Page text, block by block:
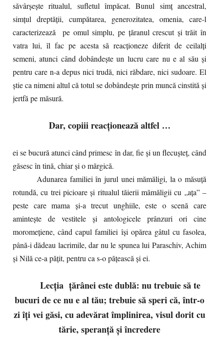
săvârşeşte ritualul, sufletul împăcat. Bunul simţ ancestral,
simţul dreptăţii, cumpătarea, generozitatea, omenia, care-l
caracterizează pe omul simplu, pe ţăranul crescut şi trăit în
vatra lui, îl fac pe acesta să reacţioneze diferit de ceilalţi
semeni, atunci când dobândeşte un lucru care nu e al său şi
pentru care n-a depus nici trudă, nici răbdare, nici sudoare. El
ştie ca nimeni altul că totul se dobândeşte prin muncă cinstită şi
jertfă pe măsură.
Dar, copiii reacţionează altfel …
ei se bucură atunci când primesc în dar, fie şi un flecuşteţ, când
găsesc în tină, chiar şi o mărgică.
Adunarea familiei în jurul unei mămăligi, la o măsuţă
rotundă, cu trei picioare şi ritualul tăierii mămăligii cu „aţa” –
peste care mama şi-a trecut unghiile, este o scenă care
aminteşte de vestitele şi antologicele prânzuri ori cine
moromeţiene, când capul familiei îşi opărea gâtul cu fasolea,
până-i dădeau lacrimile, dar nu le spunea lui Paraschiv, Achim
şi Nilă ce-a păţit, pentru ca s-o păţească şi ei.
Lecţia ţărânei este dublă: nu trebuie să te
bucuri de ce nu e al tău; trebuie să speri că, într-o
zi îţi vei găsi, cu adevărat împlinirea, visul dorit cu
tărie, speranţă şi încredere